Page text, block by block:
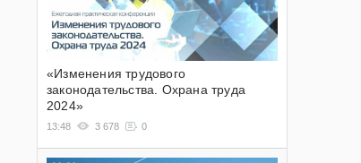
«Изменения трудового
законодательства. Охрана труда
2024»
13:48 3 678 0